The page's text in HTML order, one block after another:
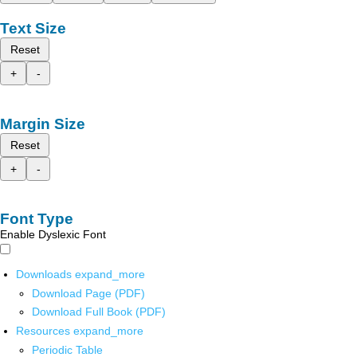
Text Size
Reset
+
-
Margin Size
Reset
+
-
Font Type
Enable Dyslexic Font
Downloads expand_more
Download Page (PDF)
Download Full Book (PDF)
Resources expand_more
Periodic Table